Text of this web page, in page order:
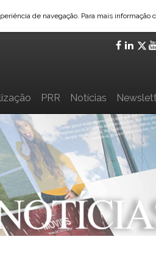
de navegação. Para mais informação
PRR Notícias